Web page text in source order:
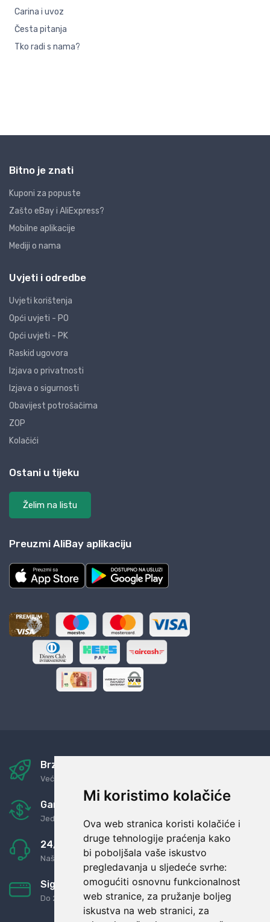
Mi koristimo kolačiće
Ova web stranica koristi kolačiće i
druge tehnologije praćenja kako
bi poboljšala vaše iskustvo
pregledavanja u sljedeće svrhe:
omogućiti osnovnu funkcionalnost
web stranice, za pružanje boljeg
iskustva na web stranici, za
Carina i uvoz
Česta pitanja
Tko radi s nama?
Bitno je znati
Kuponi za popuste
Zašto eBay i AliExpress?
Mobilne aplikacije
Mediji o nama
Uvjeti i odredbe
Uvjeti korištenja
Opći uvjeti - PO
Opći uvjeti - PK
Raskid ugovora
Izjava o privatnosti
Izjava o sigurnosti
Obavijest potrošačima
ZOP
Kolačići
Ostani u tijeku
Želim na listu
Preuzmi AliBay aplikaciju
Brza i sigurna dostava
Već za nekoliko dana kod vas
Garancija u povrat novaca
Jednostavno pravilo: Roba za novac
24/7 odlična podrška
Naši agenti uvijek na raspolaganju
Sigurno obročno plaćanje
Do 24 rata bez kamata